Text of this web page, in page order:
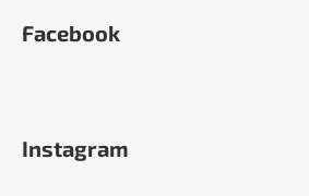
Facebook
Instagram